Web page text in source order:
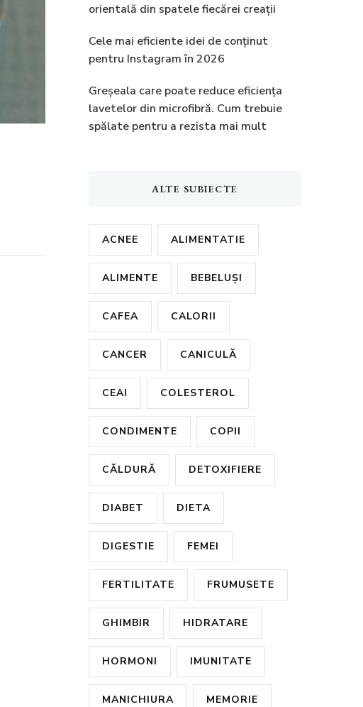
orientală din spatele fiecărei creații
Cele mai eficiente idei de conținut
pentru Instagram în 2026
Greșeala care poate reduce eficiența
lavetelor din microfibră. Cum trebuie
spălate pentru a rezista mai mult
ALTE SUBIECTE
ACNEE ALIMENTATIE
ALIMENTE BEBELUȘI
CAFEA CALORII
CANCER CANICULĂ
CEAI COLESTEROL
CONDIMENTE COPII
CĂLDURĂ DETOXIFIERE
DIABET DIETA
DIGESTIE FEMEI
FERTILITATE FRUMUSETE
GHIMBIR HIDRATARE
HORMONI IMUNITATE
MANICHIURA MEMORIE